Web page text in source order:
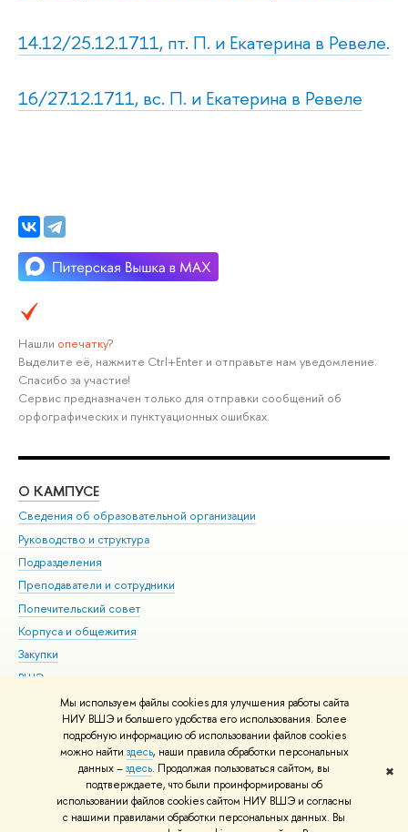
Мы используем файлы cookies для улучшения работы сайта
НИУ ВШЭ и большего удобства его использования. Более
подробную информацию об использовании файлов cookies
можно найти здесь, наши правила обработки персональных
данных –здесь. Продолжая пользоваться сайтом, вы
подтверждаете, что были проинформированы об
использовании файлов cookies сайтом НИУ ВШЭ и согласны
с нашими правилами обработки персональных данных. Вы
✖
14.12/25.12.1711, пт. П. и Екатерина в Ревеле.
16/27.12.1711, вс. П. и Екатерина в Ревеле
Нашли опечатку?
Выделите её, нажмите Ctrl+Enter и отправьте нам уведомление.
Спасибо за участие!
Сервис предназначен только для отправки сообщений об
орфографических и пунктуационных ошибках.
О КАМПУСЕ
Сведения об образовательной организации
Руководство и структура
Подразделения
Преподаватели и сотрудники
Попечительский совет
Корпуса и общежития
Закупки
ВШЭ для студентов с ограниченными возможностями
здоровья и инвалидностью
Версия для слабовидящих
Единая платежная страница
© НИУ ВШЭ 1993–2026 Адреса и контакты Условия использования
материалов Политика конфиденциальности Карта сайта